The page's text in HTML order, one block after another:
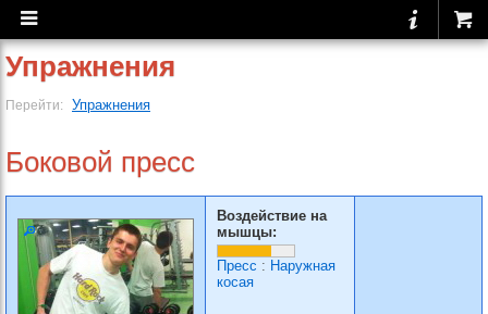
Упражнения
Перейти: Упражнения
Боковой пресс
Воздействие на
мышцы:
Пресс : Наружная
косая